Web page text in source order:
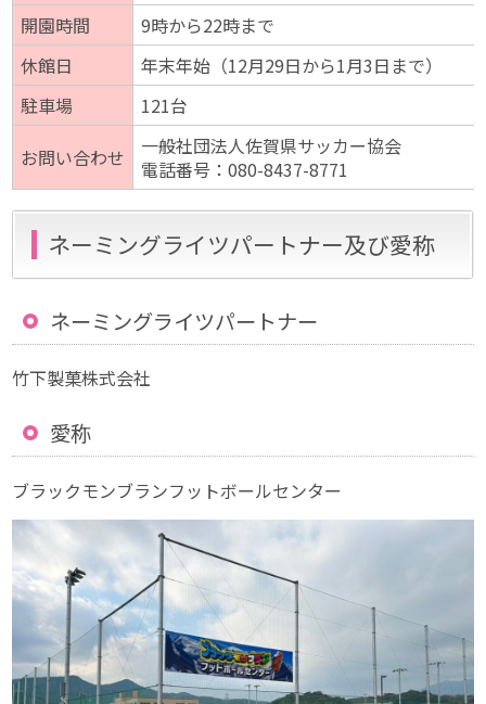
開園時間
9時から22時まで
休館日
年末年始（12月29日から1月3日まで）
駐車場
121台
お問い合わせ
一般社団法人佐賀県サッカー協会
電話番号：080-8437-8771
ネーミングライツパートナー及び愛称
ネーミングライツパートナー
竹下製菓株式会社
愛称
ブラックモンブランフットボールセンター